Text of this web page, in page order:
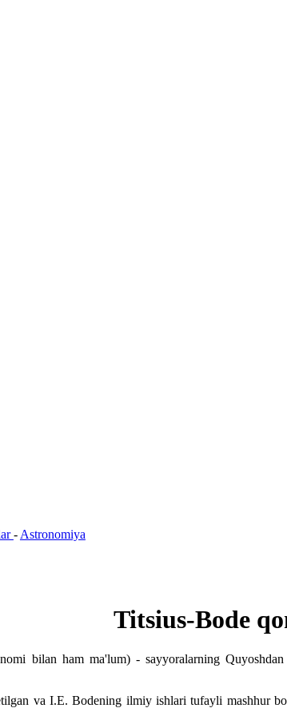
- Astronomiya
Titsius-Bode
bilan ham ma'lum) - sayyoralarning
va I.E. Bodening ilmiy ishlari tufayli mashhur